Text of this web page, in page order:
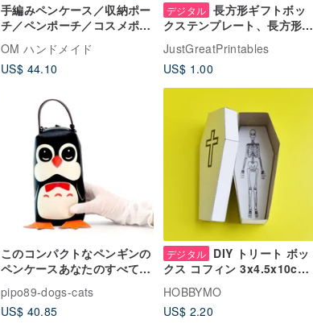
手編みペンケース／収納ポー
チ／ペンポーチ／コスメポー
ラリーポーチ - レインボー手
紡ぎサリー糸
OM ハンドメイド
US$ 44.10
デジタル 長方形ギフトボッ
クステンプレート、長方形ギ
フトボックス、長方形ボック
ス、SVG、PDF、PNG
JustGreatPrintables
US$ 1.00
このコンパクトなペンギンの
ペンケースあなたのすべての
pipo89-dogs-cats
US$ 40.85
デジタル DIY トリート ボッ
クス コフィン 3x4.5x10cm
紙棺、DIYペーパー
HOBBYMO
US$ 2.20